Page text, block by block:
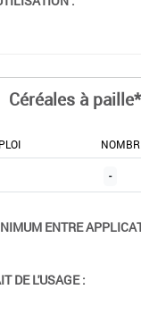
Céréales à
-
ENTRE
DE L'USAGE :